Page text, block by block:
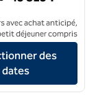
un hôtel SLH
avec achat anticipé,
déjeuner compris
des
dates
1/11